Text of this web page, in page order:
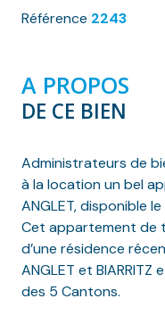
Référence 2243
A PROPOS
DE CE BIEN
Administrateurs de
à la location un bel
ANGLET, disponible le
Cet appartement de
d’une résidence
ANGLET et
des 5 Cantons.